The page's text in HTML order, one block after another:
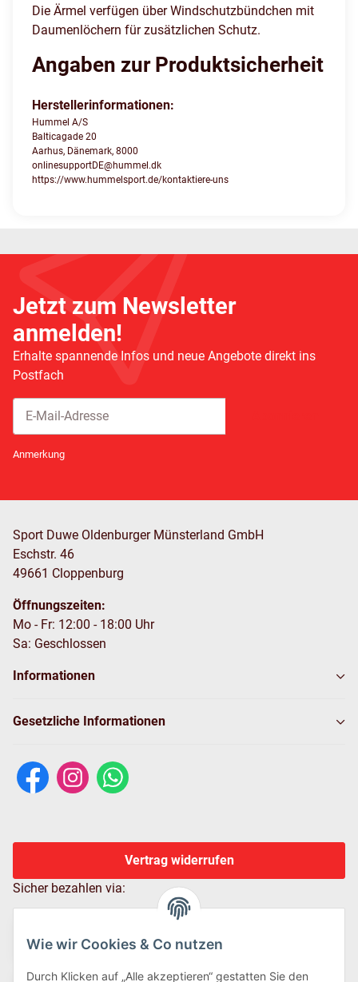
Wie wir Cookies & Co nutzen
Durch Klicken auf „Alle akzeptieren“ gestatten Sie den
Die Ärmel verfügen über Windschutzbündchen mit
Daumenlöchern für zusätzlichen Schutz.
Angaben zur Produktsicherheit
Herstellerinformationen:
Hummel A/S
Balticagade 20
Aarhus, Dänemark, 8000
onlinesupportDE@hummel.dk
https://www.hummelsport.de/kontaktiere-uns
Jetzt zum Newsletter
anmelden!
Erhalte spannende Infos und neue Angebote direkt ins
Postfach
Anmerkung
Sport Duwe Oldenburger Münsterland GmbH
Eschstr. 46
49661 Cloppenburg
Öffnungszeiten:
Mo - Fr: 12:00 - 18:00 Uhr
Sa: Geschlossen
Informationen
Gesetzliche Informationen
Vertrag widerrufen
Sicher bezahlen via: